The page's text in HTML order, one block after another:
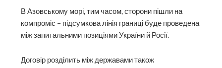
В Азовському морі, тим часом, сторони пішли на
компроміс – підсумкова лінія границі буде проведена
між запитальними позиціями України й Росії.
Договір розділить між державами також